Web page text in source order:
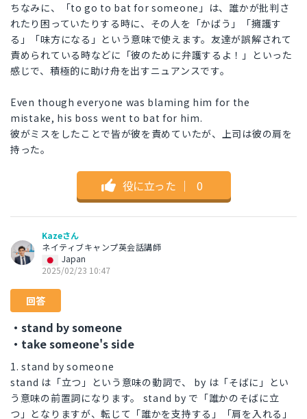
ちなみに、「to go to bat for someone」は、誰かが批判さ
れたり困っていたりする時に、その人を「かばう」「擁護す
る」「味方になる」という意味で使えます。友達が誤解されて
責められている時などに「彼のために弁護するよ！」といった
感じで、積極的に助け舟を出すニュアンスです。
Even though everyone was blaming him for the
mistake, his boss went to bat for him.
彼がミスをしたことで皆が彼を責めていたが、上司は彼の肩を
持った。
役に立った ｜ 0
Kazeさん
ネイティブキャンプ英会話講師
Japan
2025/02/23 10:47
回答
・stand by someone
・take someone's side
1. stand by someone
stand は「立つ」という意味の動詞で、 by は「そばに」とい
う意味の前置詞になります。 stand by で「誰かのそばに立
つ」となりますが、転じて「誰かを支持する」「肩を入れる」